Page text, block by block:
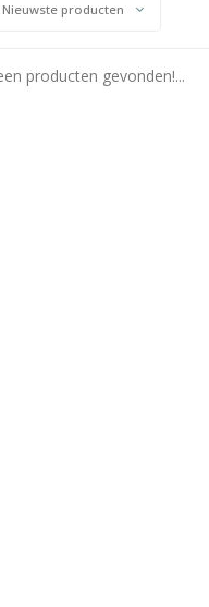
Nieuwste producten
producten gevonden!...